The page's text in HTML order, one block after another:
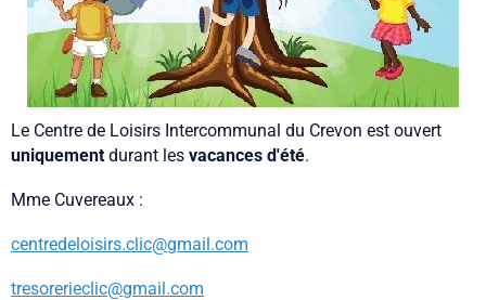
Le Centre de Loisirs Intercommunal du Crevon est ouvert
uniquementdurant les vacances d'été.
Mme Cuvereaux :
centredeloisirs.clic@gmail.com
tresorerieclic@gmail.com